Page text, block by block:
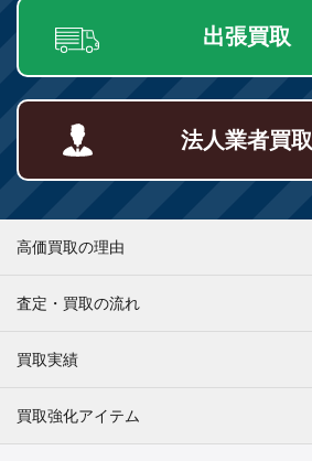
出張買取
法人業者買取
高価買取の理由
査定・買取の流れ
買取実績
買取強化アイテム